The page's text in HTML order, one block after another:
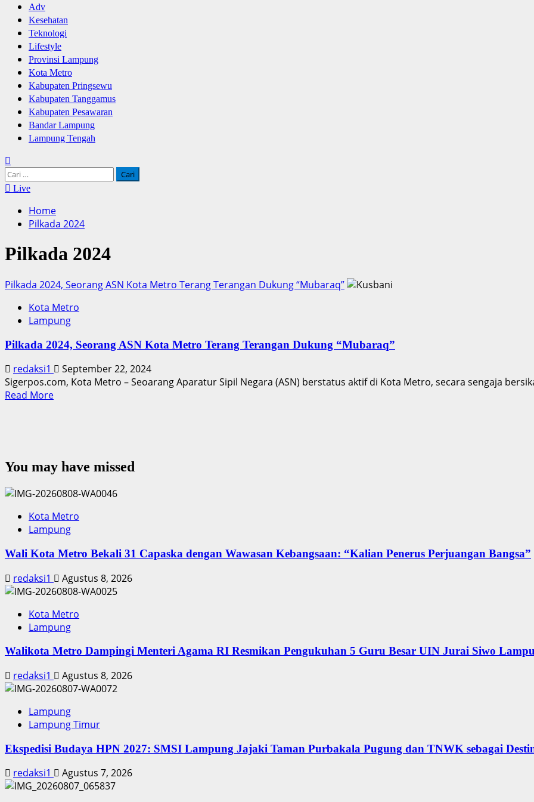
Adv
Kesehatan
Teknologi
Lifestyle
Provinsi Lampung
Kota Metro
Kabupaten Pringsewu
Kabupaten Tanggamus
Kabupaten Pesawaran
Bandar Lampung
Lampung Tengah
Cari
untuk:
Live
Home
Pilkada 2024
Pilkada 2024
Pilkada 2024, Seorang ASN Kota Metro Terang Terangan Dukung “Mubaraq”
Kota Metro
Lampung
Pilkada 2024, Seorang ASN Kota Metro Terang Terangan Dukung “Mubaraq”
redaksi1
September 22, 2024
Sigerpos.com, Kota Metro – Seoarang Aparatur Sipil Negara (ASN) berstatus aktif di Kota Metro, secara sengaja
Read MoreRead
Seorang
ASN
Metro
Terang
Terangan
Dukung
“Mubaraq”
You may have missed
Kota Metro
Lampung
Wali Kota Metro Bekali 31 Capaska dengan Wawasan Kebangsaan: “Kalian Penerus Perjuangan Bangsa”
redaksi1 Agustus 8, 2026
Kota Metro
Lampung
Walikota Metro Dampingi Menteri Agama RI Resmikan Pengukuhan 5 Guru Besar UIN Jurai Siwo
redaksi1 Agustus 8, 2026
Lampung
Lampung Timur
Ekspedisi Budaya HPN 2027: SMSI Lampung Jajaki Taman Purbakala Pugung dan TNWK sebagai
redaksi1 Agustus 7, 2026